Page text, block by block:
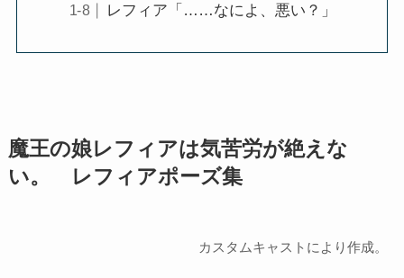
レフィア「……なによ、悪い？」
魔王の娘レフィアは気苦労が絶えな
い。 レフィアポーズ集
カスタムキャストにより作成。